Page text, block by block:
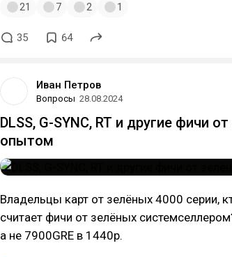
21 7 2 1
35 64
Иван Петров
Вопросы 28.08.2024
DLSS, G-SYNC, RT и другие фичи
опытом
Владельцы карт от зелёных 4000 серии,
считает фичи от зелёных
а не 7900GRE в 1440р.